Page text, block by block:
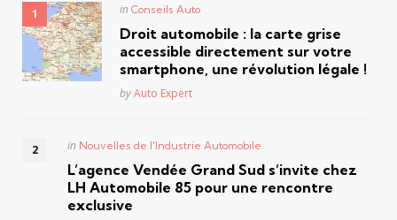
Posted
in Conseils Auto
Droit automobile : la carte grise
accessible directement sur votre
smartphone, une révolution légale !
Posted
byAuto Expert
Posted
in Nouvelles de l'Industrie Automobile
L’agence Vendée Grand Sud s’invite chez
LH Automobile 85 pour une rencontre
exclusive